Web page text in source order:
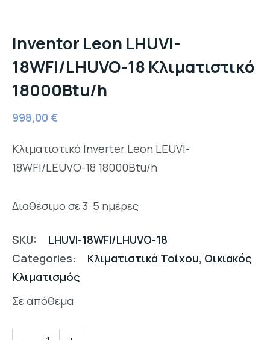
Inventor Leon LHUVI-
18WFI/LHUVO-18 Κλιματιστικό
18000Btu/h
998,00 €
Κλιματιστικό Inverter Leon LEUVI-
18WFI/LEUVO-18 18000Btu/h
Διαθέσιμο σε 3-5 ημέρες
SKU:
LHUVI-18WFI/LHUVO-18
Categories:
Κλιματιστικά Τοίχου, Οικιακός
Κλιματισμός
Σε απόθεμα